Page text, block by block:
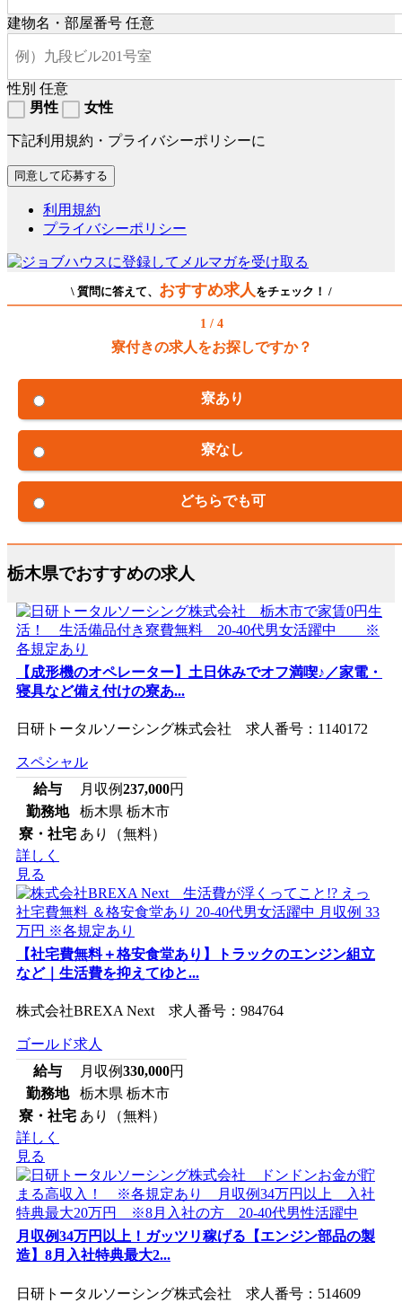
建物名・部屋番号 任意
性別 任意
男性
女性
下記利用規約・プライバシーポリシーに
利用規約
プライバシーポリシー
\ 質問に答えて、 おすすめ求人をチェック！ /
1 / 4
寮付きの求人をお探しですか？
寮あり
寮なし
どちらでも可
栃木県でおすすめの求人
【成形機のオペレーター】土日休みでオフ満喫♪／家電・
寝具など備え付けの寮あ...
日研トータルソーシング株式会社 求人番号：1140172
スペシャル
給与
月収例237,000円
勤務地
栃木県 栃木市
寮・社宅 あり（無料）
詳しく
見る
【社宅費無料＋格安食堂あり】トラックのエンジン組立
など｜生活費を抑えてゆと...
株式会社BREXA Next 求人番号：984764
ゴールド求人
給与
月収例330,000円
勤務地
栃木県 栃木市
寮・社宅 あり（無料）
詳しく
見る
月収例34万円以上！ガッツリ稼げる【エンジン部品の製
造】8月入社特典最大2...
日研トータルソーシング株式会社 求人番号：514609